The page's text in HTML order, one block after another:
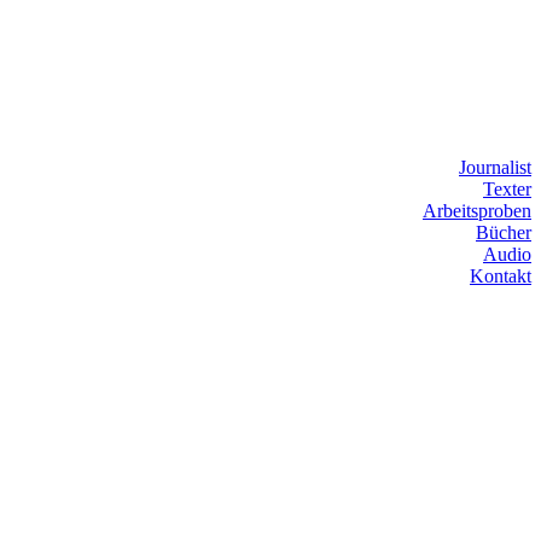
Journalist
Texter
Arbeitsproben
Bücher
Audio
Kontakt